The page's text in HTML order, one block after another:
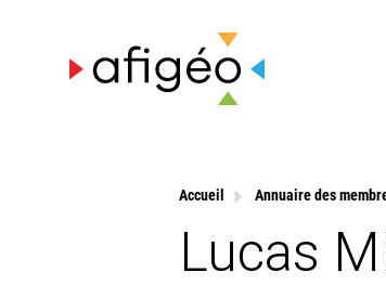
Accueil Annuaire des
Lucas